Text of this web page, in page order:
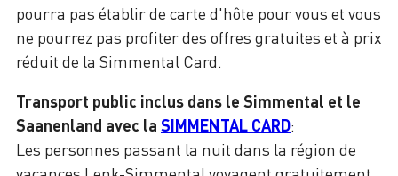
pourra pas établir de carte d'hôte pour vous et vous
ne pourrez pas profiter des offres gratuites et à prix
réduit de la Simmental Card.
Transport public inclus dans le Simmental et le
Saanenland avec la SIMMENTAL CARD:
Les personnes passant la nuit dans la région de